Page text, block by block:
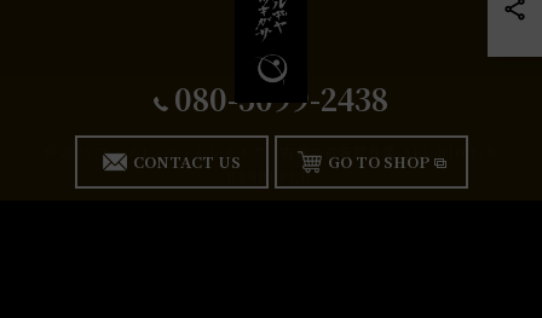
080-5099-2438
CONTACT US GO TO SHOP
© 2026 アニメTシャツとリメイク・古着の古着屋月暈 ALL RIGHTS
RESERVED.